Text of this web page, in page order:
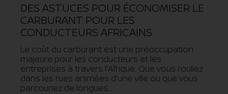
DES ASTUCES POUR ÉCONOMISER LE
CARBURANT POUR LES
CONDUCTEURS AFRICAINS
Le coût du carburant est une préoccupation
majeure pour les conducteurs et les
entreprises à travers l'Afrique. Que vous rouliez
dans les rues animées d'une ville ou que vous
parcouriez de longues...